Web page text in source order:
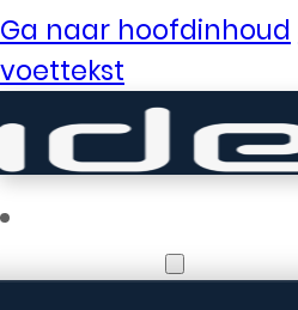
Ga naar hoofdinhoud
voettekst